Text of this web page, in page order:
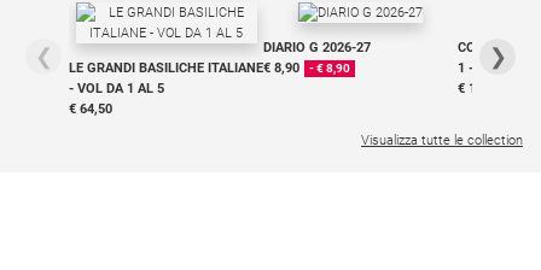
Devozione
fede
❮
LE GRANDI BASILICHE ITALIANE
- VOL DA 1 AL 5
€ 64,50
DIARIO G 2026-27
€ 8,90
- € 8,90
COLLANA
1 - 2
€ 18,50
❯
Visualizza tutte le collection